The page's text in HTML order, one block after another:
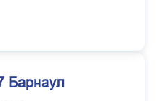
Барнаул